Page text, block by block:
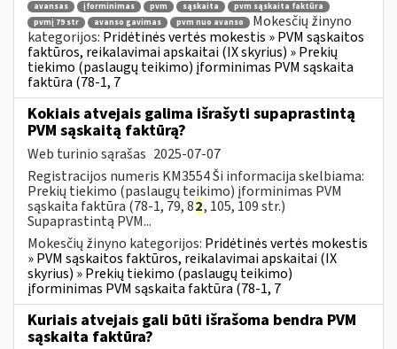
avansas įforminimas pvm sąskaita
pvm sąskaita faktūra
pvmį 79 str
avanso gavimas pvm nuo avanso
Mokesčių žinyno
kategorijos: Pridėtinės vertės mokestis » PVM sąskaitos
faktūros, reikalavimai apskaitai (IX skyrius) » Prekių
tiekimo (paslaugų teikimo) įforminimas PVM sąskaita
faktūra (78-1, 7
Kokiais atvejais galima išrašyti supaprastintą
PVM sąskaitą faktūrą?
Web turinio sąrašas 2025-07-07
Registracijos numeris KM3554 Ši informacija skelbiama:
Prekių tiekimo (paslaugų teikimo) įforminimas PVM
sąskaita faktūra (78-1, 79, 82, 105, 109 str.)
Supaprastintą PVM...
Mokesčių žinyno kategorijos: Pridėtinės vertės mokestis
» PVM sąskaitos faktūros, reikalavimai apskaitai (IX
skyrius) » Prekių tiekimo (paslaugų teikimo)
įforminimas PVM sąskaita faktūra (78-1, 7
Kuriais atvejais gali būti išrašoma bendra PVM
sąskaita faktūra?